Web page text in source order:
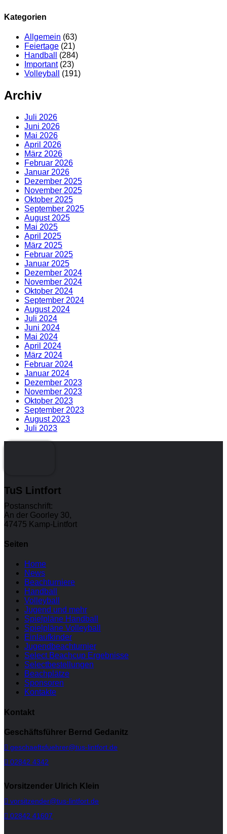
Kategorien
Allgemein (63)
Feiertage (21)
Handball
(284)
Important(23)
Volleyball
(191)
Archiv
Juli 2026
Juni 2026
Mai 2026
April 2026
März 2026
Februar 2026
Januar 2026
Dezember 2025
November 2025
Oktober 2025
September 2025
August 2025
Mai 2025
April 2025
März 2025
Februar 2025
Januar 2025
Dezember 2024
November 2024
Oktober 2024
September 2024
August 2024
Juli 2024
Juni 2024
Mai 2024
April 2024
März 2024
Februar 2024
Januar 2024
Dezember 2023
November 2023
Oktober 2023
September 2023
August 2023
Juli 2023
TuS Lintfort
Postanschrift:
An der Goorley 30,
47475 Kamp-Lintfort
Seiten
Home
News
Beachturniere
Handball
Volleyball
Jugend und mehr
Spielpläne Handball
Spielpläne Volleyball
Einlaufkinder
Jugendbeachturnier
Select Beachcup Ergebnisse
Selectbestellungen
Beachplätze
Sponsoren
Kontakte
Kontakt
Geschäftsführer Bernd Gedanitz
geschaeftsfuehrer@tus-lintfort.de
02842 4342
Vorsitzender Ulrich Klein
vorsitzender@tus-lintfort.de
02842 41607